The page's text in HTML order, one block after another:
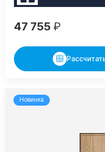
47 755 ₽
Новинка